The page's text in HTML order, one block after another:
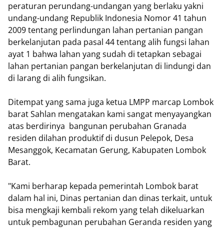
peraturan perundang-undangan yang berlaku yakni
undang-undang Republik Indonesia Nomor 41 tahun
2009 tentang perlindungan lahan pertanian pangan
berkelanjutan pada pasal 44 tentang alih fungsi lahan
ayat 1 bahwa lahan yang sudah di tetapkan sebagai
lahan pertanian pangan berkelanjutan di lindungi dan
di larang di alih fungsikan.
Ditempat yang sama juga ketua LMPP marcap Lombok
barat Sahlan mengatakan kami sangat menyayangkan
atas berdirinya bangunan perubahan Granada
residen dilahan produktif di dusun Pelepok, Desa
Mesanggok, Kecamatan Gerung, Kabupaten Lombok
Barat.
"Kami berharap kepada pemerintah Lombok barat
dalam hal ini, Dinas pertanian dan dinas terkait, untuk
bisa mengkaji kembali rekom yang telah dikeluarkan
untuk pembagunan perubahan Geranda residen yang